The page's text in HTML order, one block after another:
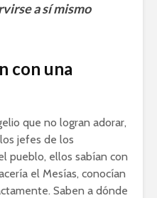
a sí mismo
con una
que no logran adorar,
jefes de los
pueblo, ellos sabían con
el Mesías, conocían
Saben a dónde